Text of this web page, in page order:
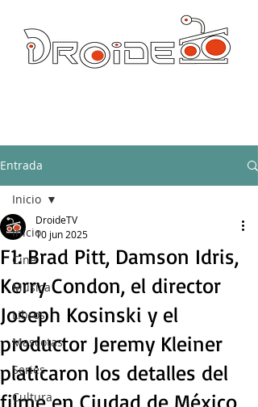
Entrada
Inicio
Cine
Música
Libros
Mascotas
Series
Cultura
Inicio
F1: Brad Pitt, Damson Idris,
Kerry Condon, el director
Joseph Kosinski y el
productor Jeremy Kleiner
platicaron los detalles del
filme en Ciudad de México
DroideTV
10 jun 2025